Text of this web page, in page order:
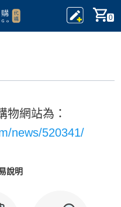
0
物網站為：
news/520341/
說明